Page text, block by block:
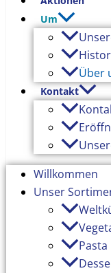
Um
Über
Kontakt
Willkommen
Unser
Pasta